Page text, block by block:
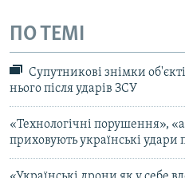
ПО ТЕМІ
Супутникові знімки
нього після ударів ЗСУ
«Технологічні порушення»,
приховують українські удари